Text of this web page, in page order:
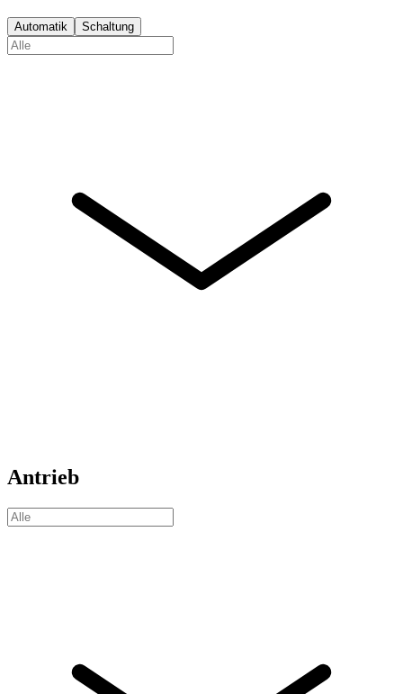
Automatik Schaltung
Antrieb